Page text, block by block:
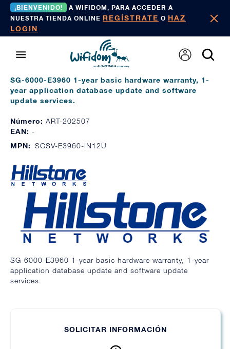
¡BIENVENIDO!
A WIFIDOM, PARA ACCEDER A
NUESTRA TIENDA ONLINE REGÍSTRATE O HAZ
LOGIN
SG-6000-E3960 1-year basic hardware warranty, 1-
year application database update and software
update services.
Número: ART-202507
EAN: -
MPN: SGSV-E3960-IN12U
SG-6000-E3960 1-year basic hardware warranty, 1-year
application database update and software update
services.
SOLICITAR INFORMACIÓN